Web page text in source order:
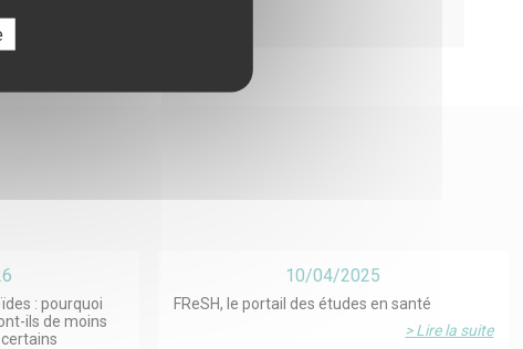
: pourquoi
ils de moins
10/04/2025
FReSH, le portail des études en santé
> Lire la suite